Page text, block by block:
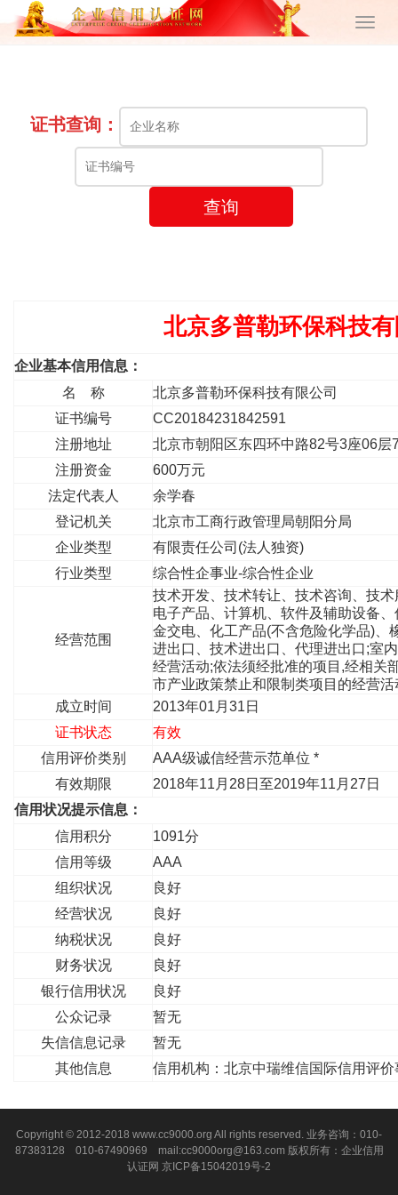
证书查询：
查询
北京多普勒环保科技
企业基本信用信息：
名 称
北京多普勒环保科技有限公司
证书编号
CC20184231842591
注册地址
北京市朝阳区东四环中路82号3座06层
注册资金
600万元
法定代表人
余学春
登记机关
北京市工商行政管理局朝阳分局
企业类型
有限责任公司(法人独资)
行业类型
综合性企事业-综合性企业
经营范围
技术开发、技术转让、技术咨询、技
电子产品、计算机、软件及辅助设备
金交电、化工产品(不含危险化学品)、
进出口、技术进出口、代理进出口;室
经营活动;依法须经批准的项目,经相关
市产业政策禁止和限制类项目的经营
成立时间
2013年01月31日
证书状态
有效
信用评价类别
AAA级诚信经营示范单位 *
有效期限
2018年11月28日至2019年11月27日
信用状况提示信息：
信用积分
1091分
信用等级
AAA
组织状况
良好
经营状况
良好
纳税状况
良好
财务状况
良好
银行信用状况
良好
公众记录
暂无
失信信息记录
暂无
其他信息
信用机构：北京中瑞维信国际信用评
Copyright © 2012-2018 www.cc9000.org All rights reserved. 业务咨询：010-
87383128 010-67490969 mail:cc9000org@163.com 版权所有：企业信用
认证网 京ICP备15042019号-2